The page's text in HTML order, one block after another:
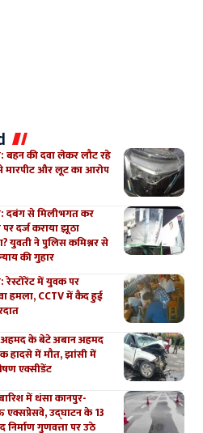
बहन की दवा लेकर लौट रहे
और लूट का आरोप
दबंग से मिलीभगत कर
पर दर्ज कराया झूठा
युवती ने पुलिस कमिश्नर से
की गुहार
रेस्टोरेंट में युवक पर
हमला, CCTV में कैद हुई
के बेटे अबान अहमद
हादसे में मौत, झांसी में
एक्सीडेंट
में धंसा कानपुर-
उद्घाटन के 13
निर्माण गुणवत्ता पर उठे